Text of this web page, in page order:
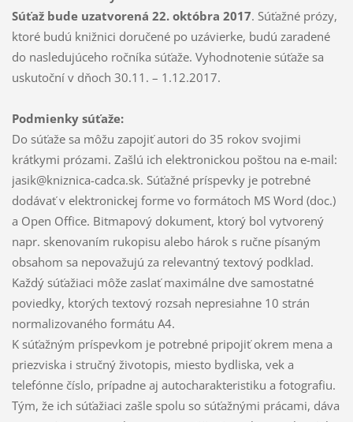
Súťaž bude uzatvorená 22. októbra 2017. Súťažné prózy,
ktoré budú knižnici doručené po uzávierke, budú zaradené
do nasledujúceho ročníka súťaže. Vyhodnotenie súťaže sa
uskutoční v dňoch 30.11. – 1.12.2017.
Podmienky súťaže:
Do súťaže sa môžu zapojiť autori do 35 rokov svojimi
krátkymi prózami. Zašlú ich elektronickou poštou na e-mail:
jasik@kniznica-cadca.sk. Súťažné príspevky je potrebné
dodávať v elektronickej forme vo formátoch MS Word (doc.)
a Open Office. Bitmapový dokument, ktorý bol vytvorený
napr. skenovaním rukopisu alebo hárok s ručne písaným
obsahom sa nepovažujú za relevantný textový podklad.
Každý súťažiaci môže zaslať maximálne dve samostatné
poviedky, ktorých textový rozsah nepresiahne 10 strán
normalizovaného formátu A4.
K súťažným príspevkom je potrebné pripojiť okrem mena a
priezviska i stručný životopis, miesto bydliska, vek a
telefónne číslo, prípadne aj autocharakteristiku a fotografiu.
Tým, že ich súťažiaci zašle spolu so súťažnými prácami, dáva